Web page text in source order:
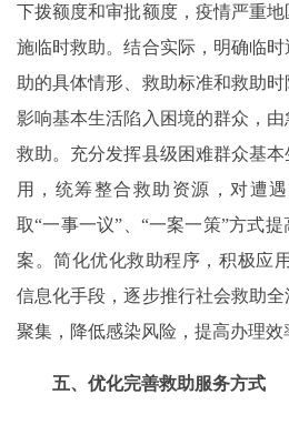
下拨额度和审批额度，疫情严重
施临时救助。结合实际，明确临
助的具体情形、救助标准和救助
影响基本生活陷入困境的群众，
救助。充分发挥县级困难群众基
用，统筹整合救助资源，对遭
取“一事一议”、“一案一策”方式
案。简化优化救助程序，积极应
信息化手段，逐步推行社会救助
聚集，降低感染风险，提高办理效
五、优化完善救助服务方式